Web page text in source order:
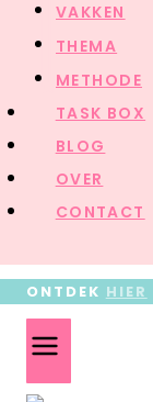
VAKKEN
THEMA
METHODE
TASK BOX
BLOG
OVER
CONTACT
ONTDEK HIER